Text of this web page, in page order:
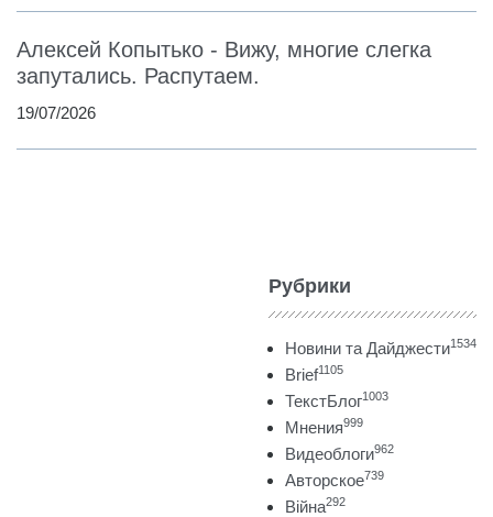
Алексей Копытько - Вижу, многие слегка
запутались. Распутаем.
19/07/2026
Рубрики
Новини та Дайджести1534
Brief1105
ТекстБлог1003
Мнения999
Видеоблоги962
Авторское739
Війна292